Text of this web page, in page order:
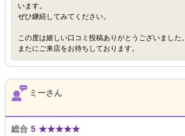
います。
ぜひ継続してみてください。
この度は嬉しい口コミ投稿ありがとうございました。
またにご来店をお待ちしております。
ミーさん
総合 5 ★★★★★